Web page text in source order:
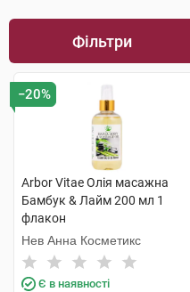
Фільтри
−20%
Arbor Vitae Олія масажна
Бамбук & Лайм 200 мл 1
флакон
Нев Анна Косметикс
Є в наявності